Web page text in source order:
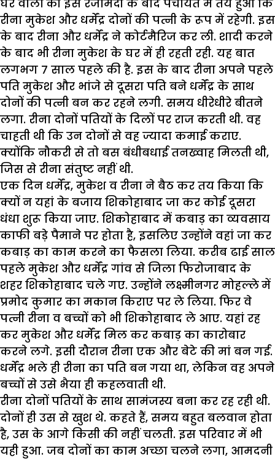
घर वालों की इस रजामंदी के बाद पंचायत में तय हुआ कि
रीना मुकेश और धर्मेंद्र दोनों की पत्नी के रूप में रहेगी. इस
के बाद रीना और धर्मेंद्र ने कोर्टमैरिज कर ली. शादी करने
के बाद भी रीना मुकेश के घर में ही रहती रही. यह बात
लगभग 7 साल पहले की है. इस के बाद रीना अपने पहले
पति मुकेश और भांजे से दूसरा पति बने धर्मेंद्र के साथ
दोनों की पत्नी बन कर रहने लगी. समय धीरेधीरे बीतने
लगा. रीना दोनों पतियों के दिलों पर राज करती थी. वह
चाहती थी कि उन दोनों से वह ज्यादा कमाई कराए.
क्योंकि नौकरी से तो बस बंधीबधाई तनख्वाह मिलती थी,
जिस से रीना संतुष्ट नहीं थी.
एक दिन धर्मेंद्र, मुकेश व रीना ने बैठ कर तय किया कि
क्यों न यहां के बजाय शिकोहाबाद जा कर कोई दूसरा
धंधा शुरू किया जाए. शिकोहाबाद में कबाड़ का व्यवसाय
काफी बड़े पैमाने पर होता है, इसलिए उन्होंने वहां जा कर
कबाड़ का काम करने का फैसला लिया. करीब ढाई साल
पहले मुकेश और धर्मेंद्र गांव से जिला फिरोजाबाद के
शहर शिकोहाबाद चले गए. उन्होंने लक्ष्मीनगर मोहल्ले में
प्रमोद कुमार का मकान किराए पर ले लिया. फिर वे
पत्नी रीना व बच्चों को भी शिकोहाबाद ले आए. यहां रह
कर मुकेश और धर्मेंद्र मिल कर कबाड़ का कारोबार
करने लगे. इसी दौरान रीना एक और बेटे की मां बन गई.
धर्मेंद्र भले ही रीना का पति बन गया था, लेकिन वह अपने
बच्चों से उसे भैया ही कहलवाती थी.
रीना दोनों पतियों के साथ सामंजस्य बना कर रह रही थी.
दोनों ही उस से खुश थे. कहते हैं, समय बहुत बलवान होता
है, उस के आगे किसी की नहीं चलती. इस परिवार में भी
यही हुआ. जब दोनों का काम अच्छा चलने लगा, आमदनी